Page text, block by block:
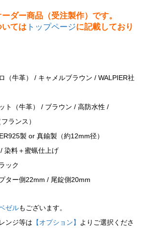
ダー商品（受注製作）です。
てはトップページに記載しており
（牛革） / キャメルブラウン / WALPIER社
ト（牛革） / ブラウン / 高防水性 /
ランス）
製 or 真鍮製（約12mm径）
染料＋蜜蝋仕上げ
ック
ター側22mm / 尾錠側20mm
ゼルもございます。
ンジ等は 【オプション】
よりご選択くださ